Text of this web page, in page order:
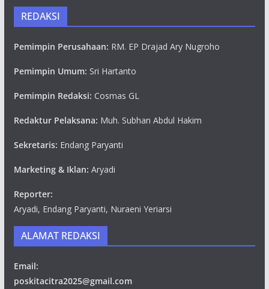
REDAKSI
Pemimpin Perusahaan: RM. EP Drajad Ary Nugroho
Pemimpin Umum: Sri Hartanto
Pemimpin Redaksi: Cosmas GL
Redaktur Pelaksana: Muh. Subhan Abdul Hakim
Sekretaris: Endang Paryanti
Marketing & Iklan: Aryadi
Reporter:
Aryadi, Endang Paryanti, Nuraeni Yeriarsi
ALAMAT REDAKSI
Email:
poskitacitra2025@gmail.com